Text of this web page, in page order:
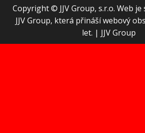
Copyright © JJV Group, s.r.o. Web
JJV Group, která přináší webový
let. | JJV Group